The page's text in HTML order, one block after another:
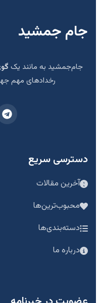
جام جمشید
جام‌جمشید به مانند یک
رخدادهای مهم
دسترسی سریع
آخرین مقالات
محبوب‌ترین‌ها
دسته‌بندی‌ها
درباره ما